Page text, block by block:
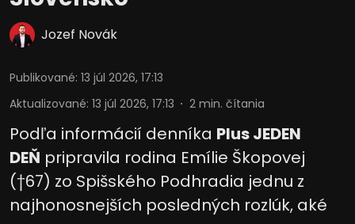
Jozef Novák
Publikované: 13 júl 2026, 17:13
Aktualizované: 13 júl 2026, 17:13 2 min. čítania
Podľa informácií denníka Plus JEDEN
DEŇ pripravila rodina Emílie Škopovej
(†67) zo Spišského Podhradia jednu z
najhonosnejších posledných rozlúk, aké